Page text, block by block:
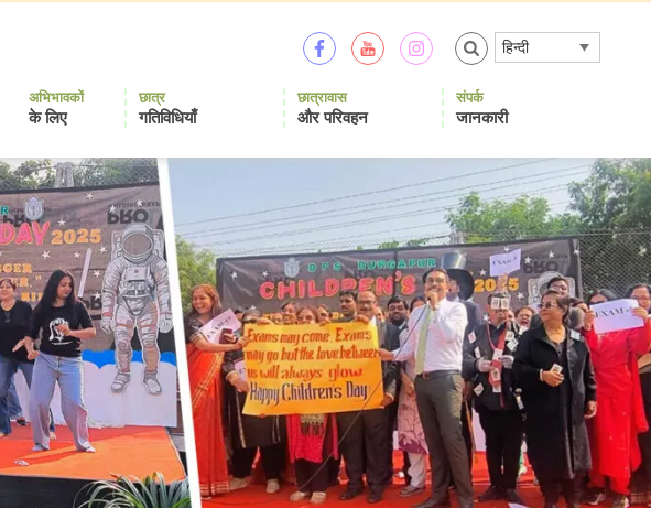
हिन्दी
अभिभावकों
के लिए
छात्र
गतिविधियाँ
छात्रावास
और परिवहन
संपर्क
जानकारी